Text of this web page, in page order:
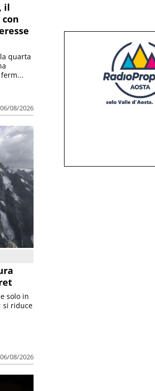
il
08/2026
quarta
08/2026
solo in
si riduce